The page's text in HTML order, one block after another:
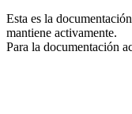
Esta es la
mantiene activamente.
Para la documentación